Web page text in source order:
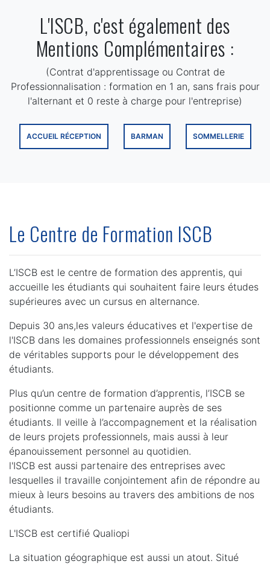
L'ISCB, c'est également des
Mentions Complémentaires :
(Contrat d'apprentissage ou Contrat de
Professionnalisation : formation en 1 an, sans frais pour
l'alternant et 0 reste à charge pour l'entreprise)
ACCUEIL RÉCEPTION BARMAN SOMMELLERIE
Le Centre de Formation ISCB
L’ISCB est le centre de formation des apprentis, qui
accueille les étudiants qui souhaitent faire leurs études
supérieures avec un cursus en alternance.
Depuis 30 ans,les valeurs éducatives et l'expertise de
l'ISCB dans les domaines professionnels enseignés sont
de véritables supports pour le développement des
étudiants.
Plus qu’un centre de formation d’apprentis, l’ISCB se
positionne comme un partenaire auprès de ses
étudiants. Il veille à l’accompagnement et la réalisation
de leurs projets professionnels, mais aussi à leur
épanouissement personnel au quotidien.
l'ISCB est aussi partenaire des entreprises avec
lesquelles il travaille conjointement afin de répondre au
mieux à leurs besoins au travers des ambitions de nos
étudiants.
L'ISCB est certifié Qualiopi
La situation géographique est aussi un atout. Situé